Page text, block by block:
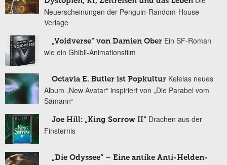
Neuerscheinungen der Penguin-Random-House-
Verlage
„Voidverse“ von Damien Ober Ein SF-Roman
wie ein Ghibli-Animationsfilm
Octavia E. Butler ist Popkultur Kelelas neues
Album „New Avatar“ inspiriert von „Die Parabel vom
Sämann“
Joe Hill: „King Sorrow II“ Drachen aus der
Finsternis
„Die Odyssee“ – Eine antike Anti-Helden-